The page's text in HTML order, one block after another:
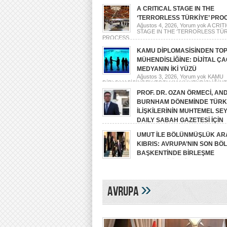
BELİRLEDİĞİ 7 PARAMETRE
A CRITICAL STAGE IN THE
‘TERRORLESS TÜRKİYE’
Ağustos 4, 2026, Yorum yok A
STAGE IN THE ‘TERRORLESS
PROCESS
KAMU DİPLOMASİSİNDEN
MÜHENDİSLİĞİNE: DİJİTAL
MEDYANIN İKİ YÜZÜ
Ağustos 3, 2026, Yorum yok KAMU
DİPLOMASİSİNDEN TOPLUM
ÇAĞDA MEDYANIN İKİ YÜZÜ
PROF. DR. OZAN ÖRMECİ,
BURNHAM DÖNEMİNDE
İLİŞKİLERİNİN MUHTEMEL
DAILY SABAH GAZETESİ İÇİN
YORUMLADI
Ağustos 2, 2026,Yorum yokPROF. DR. OZAN
ANDY BURNHAM DÖNEMİNDE TÜRK-İNGİLİZ
İLİŞKİLERİNİN MUHTEMEL SEYRİNİ DAILY
GAZETESİ İÇİN YORUMLADI
UMUT İLE BÖLÜNMÜŞLÜK
KIBRIS: AVRUPA’NIN SON
BAŞKENTİNDE BİRLEŞME
BAŞKENTİNDE BİRLEŞME YAŞANABİLİR Mİ?
Avrupa»